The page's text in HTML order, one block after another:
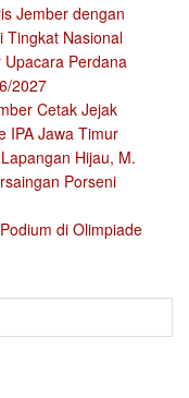
Jember dengan
Tingkat Nasional
Perdana
2027
Cetak Jejak
IPA Jawa Timur
Hijau, M.
Porseni
di Olimpiade